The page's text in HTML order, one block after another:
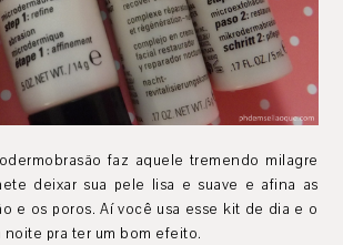
faz aquele tremendo milagre
deixar sua pele lisa e suave e afina as
e os poros. Aí você usa esse kit de dia e o
pra ter um bom efeito.